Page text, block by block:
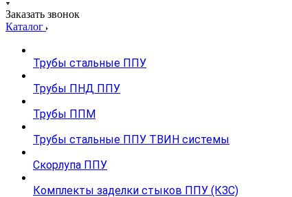
Заказать звонок
Каталог
Трубы стальные ППУ
Трубы ПНД ППУ
Трубы ППМ
Трубы стальные ППУ ТВИН системы
Скорлупа ППУ
Комплекты заделки стыков ППУ (КЗС)